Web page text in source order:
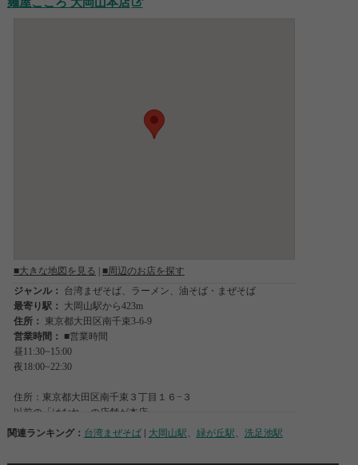
麺屋こころ 大岡山本店
関連ランキング： 台湾まぜそば| 大岡山駅 緑が丘駅 洗足池駅